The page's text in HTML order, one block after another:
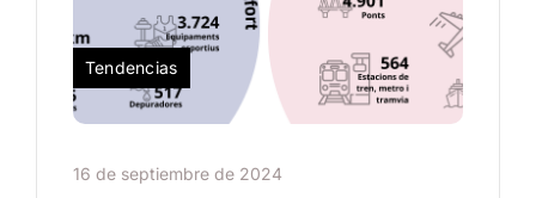
Tendencias
16 de septiembre de 2024